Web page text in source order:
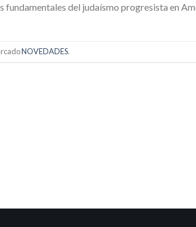
del judaísmo progresista en
NOVEDADES.